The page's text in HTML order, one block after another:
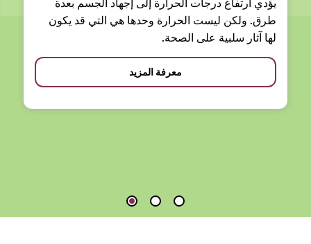
يؤدي ارتفاع درجات الحرارة إلى إجهاد الجسم بعدة
طرق. ولكن ليست الحرارة وحدها هي التي قد يكون
لها آثار سلبية على الصحة.
معرفة المزيد